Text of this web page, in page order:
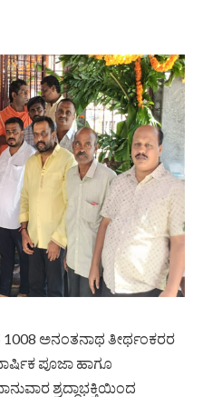
ಅನಂತನಾಥ ತೀರ್ಥಂಕರರ
ಪೂಜಾ ಹಾಗೂ
ಶ್ರದ್ಧಾಭಕ್ತಿಯಿಂದ